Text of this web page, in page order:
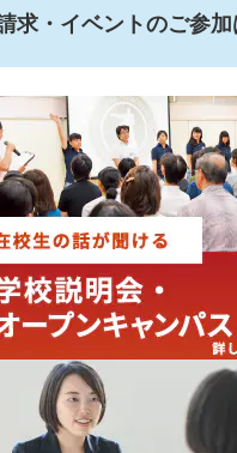
求・イベントのご参